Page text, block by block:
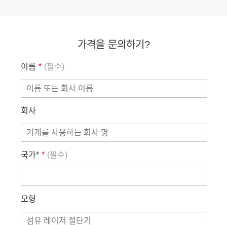
가격을 문의하기?
이름 * (필수)
회사
국가* * (필수)
모형